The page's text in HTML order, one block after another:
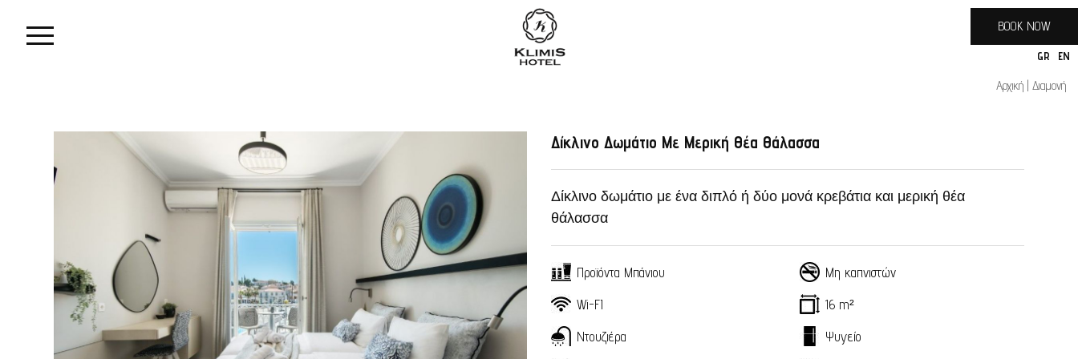
Αρχική
BOOK NOW
GR EN
Αρχική Διαμονή
Δίκλινο Δωμάτιο Με Μερική Θέα Θάλασσα
Δίκλινο δωμάτιο με ένα διπλό ή δύο μονά κρεβάτια και μερική θέα
θάλασσα
Προϊόντα Μπάνιου
Μη καπνιστών
Wi-FI
16 m²
Ντουζιέρα
Ψυγείο